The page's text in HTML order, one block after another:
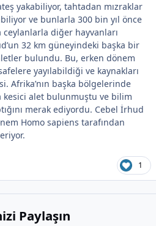
yakabiliyor, tahtadan mızraklar
ve bunlarla 300 bin yıl önce
ceylanlarla diğer hayvanları
32 km güneyindeki başka bir
bulundu. Bu, erken dönem
yayılabildiği ve kaynakları
Afrika’nın başka bölgelerinde
kesici alet bulunmuştu ve bilim
merak ediyordu. Cebel İrhud
Homo sapiens tarafından
1
Paylaşın